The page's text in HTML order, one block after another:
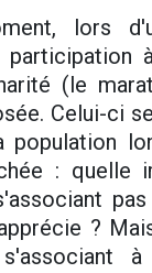
lors
(le
Celui-ci
population
: quelle
?
à